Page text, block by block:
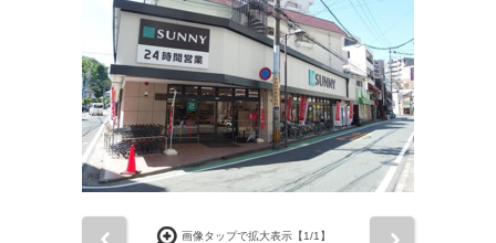
画像タップで拡大表示【1/1】